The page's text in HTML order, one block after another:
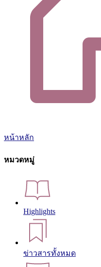
หน้าหลัก
หมวดหมู่
Highlights
ข่าวสารทั้งหมด